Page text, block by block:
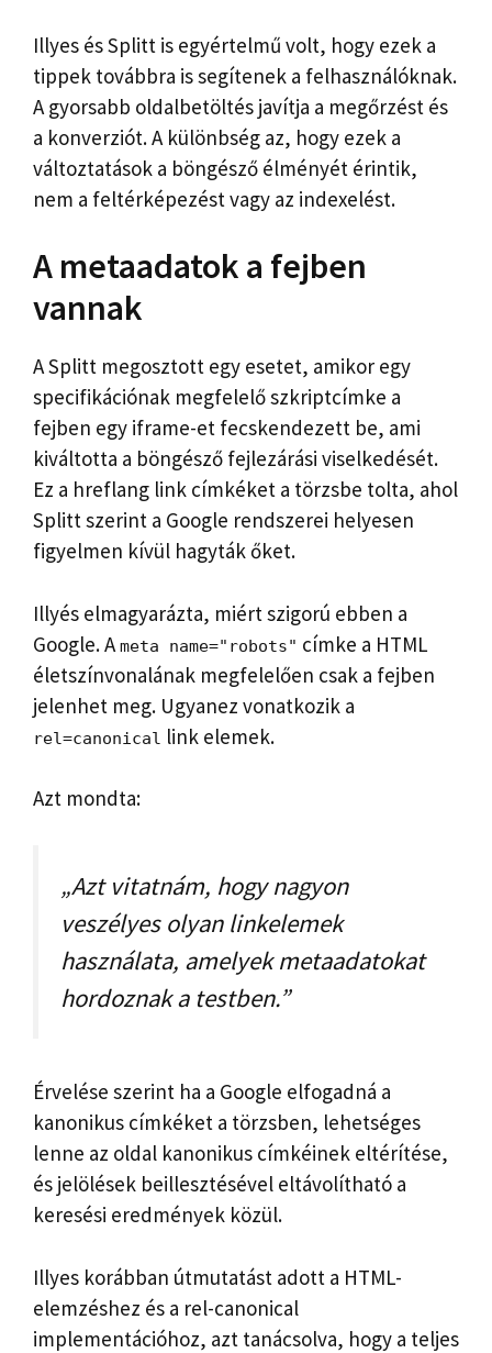
Illyes és Splitt is egyértelmű volt, hogy ezek a
tippek továbbra is segítenek a felhasználóknak.
A gyorsabb oldalbetöltés javítja a megőrzést és
a konverziót. A különbség az, hogy ezek a
változtatások a böngésző élményét érintik,
nem a feltérképezést vagy az indexelést.
A metaadatok a fejben
vannak
A Splitt megosztott egy esetet, amikor egy
specifikációnak megfelelő szkriptcímke a
fejben egy iframe-et fecskendezett be, ami
kiváltotta a böngésző fejlezárási viselkedését.
Ez a hreflang link címkéket a törzsbe tolta, ahol
Splitt szerint a Google rendszerei helyesen
figyelmen kívül hagyták őket.
Illyés elmagyarázta, miért szigorú ebben a
Google. Ameta name="robots" címke a HTML
életszínvonalának megfelelően csak a fejben
jelenhet meg. Ugyanez vonatkozik a
rel=canonical link elemek.
Azt mondta:
„Azt vitatnám, hogy nagyon
veszélyes olyan linkelemek
használata, amelyek metaadatokat
hordoznak a testben.”
Érvelése szerint ha a Google elfogadná a
kanonikus címkéket a törzsben, lehetséges
lenne az oldal kanonikus címkéinek eltérítése,
és jelölések beillesztésével eltávolítható a
keresési eredmények közül.
Illyes korábban útmutatást adott a HTML-
elemzéshez és a rel-canonical
implementációhoz, azt tanácsolva, hogy a teljes